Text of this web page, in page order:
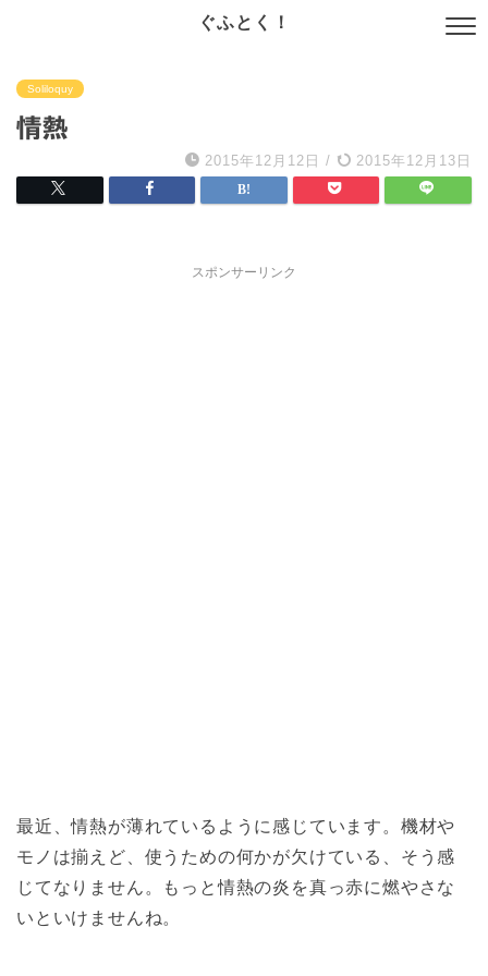
ぐふとく！
Soliloquy
情熱
2015年12月12日 / 2015年12月13日
スポンサーリンク
最近、情熱が薄れているように感じています。機材や
モノは揃えど、使うための何かが欠けている、そう感
じてなりません。もっと情熱の炎を真っ赤に燃やさな
いといけませんね。